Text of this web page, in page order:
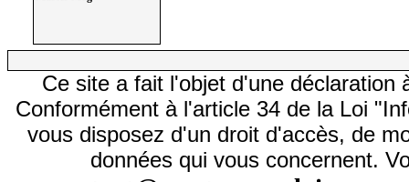
Ce site a fait l'objet d'une déclaration
Conformément à l'article 34 de la Loi
vous disposez d'un droit d'accès, de
données qui vous concernent.